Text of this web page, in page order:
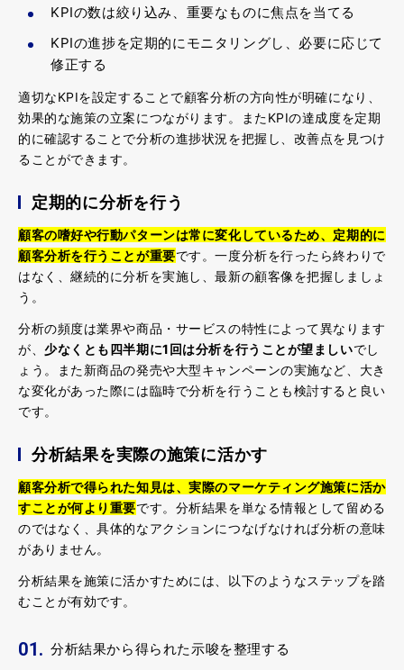
KPIの数は絞り込み、重要なものに焦点を当てる
KPIの進捗を定期的にモニタリングし、必要に応じて
修正する
適切なKPIを設定することで顧客分析の方向性が明確になり、
効果的な施策の立案につながります。またKPIの達成度を定期
的に確認することで分析の進捗状況を把握し、改善点を見つけ
ることができます。
定期的に分析を行う
顧客の嗜好や行動パターンは常に変化しているため、定期的に
顧客分析を行うことが重要です。一度分析を行ったら終わりで
はなく、継続的に分析を実施し、最新の顧客像を把握しましょ
う。
分析の頻度は業界や商品・サービスの特性によって異なります
が、少なくとも四半期に1回は分析を行うことが望ましいでし
ょう。また新商品の発売や大型キャンペーンの実施など、大き
な変化があった際には臨時で分析を行うことも検討すると良い
です。
分析結果を実際の施策に活かす
顧客分析で得られた知見は、実際のマーケティング施策に活か
すことが何より重要です。分析結果を単なる情報として留める
のではなく、具体的なアクションにつなげなければ分析の意味
がありません。
分析結果を施策に活かすためには、以下のようなステップを踏
むことが有効です。
分析結果から得られた示唆を整理する